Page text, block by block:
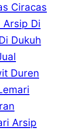
Ciracas
Arsip Di
Dukuh
Duren
Arsip